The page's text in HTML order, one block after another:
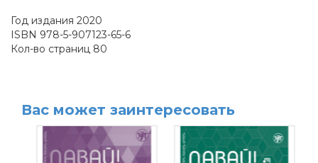
Год издания 2020
ISBN 978-5-907123-65-6
Кол-во страниц 80
Вас может заинтересовать